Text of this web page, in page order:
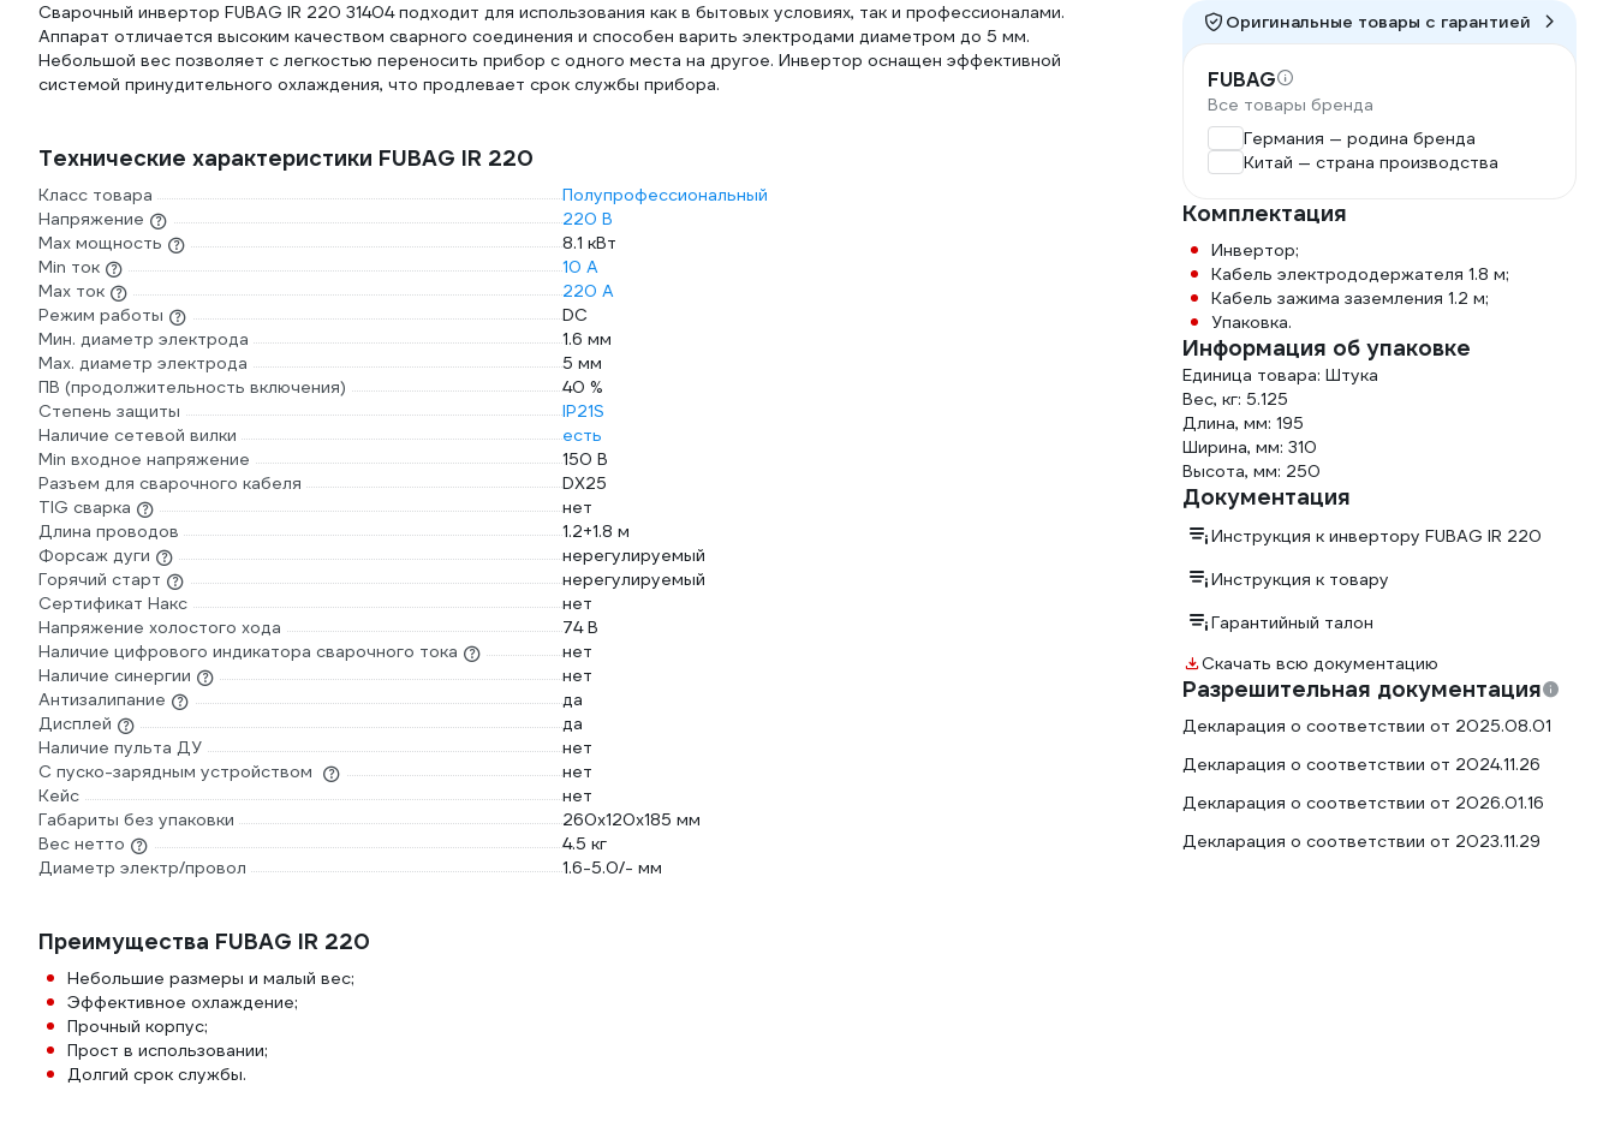
Только долгая служба
Инвертор создан, чтобы служить мастеру долгие годы. Металлический корпус защищает
внутренние компоненты от повреждений. Функция термозащиты и мощный вентилятор охлаждения
предупреждают поломки и неполадки, связанные с перегревом. Для максимальной уверенности в
надежности инвертора производитель дает на него гарантию 2 года.
Только удобная эксплуатация
Вес 5,1 кг и ремень в комплекте
Обеспечивают легкую и удобную транспортировку
аппарата
Плавная регулировка тока
Гарантирует точность настройки и облегчает получение
качественного результата
Цифровой дисплей
Позволяет отслеживать параметры сварки в любой
Запатентованные разъемы
Дают возможность быстро подключать кабели и
обеспечивают надежное соединение без потерь тока
Сварочный инвертор FUBAG IR 220 31404 подходит для использования как в бытовых условиях, так и профессионалами.
Аппарат отличается высоким качеством сварного соединения и способен варить электродами диаметром до 5 мм.
Небольшой вес позволяет с легкостью переносить прибор с одного места на другое. Инвертор оснащен эффективной
системой принудительного охлаждения, что продлевает срок службы прибора.
Технические характеристики FUBAG IR 220
Класс товара
Полупрофессиональный
Напряжение
220 В
Max мощность
8.1 кВт
Min ток
10 А
Max ток
220 А
Режим работы
DC
Мин. диаметр электрода
1.6 мм
Мах. диаметр электрода
5 мм
ПВ (продолжительность включения)
40 %
Степень защиты
IP21S
Наличие сетевой вилки
есть
Min входное напряжение
150 В
Разъем для сварочного кабеля
DX25
TIG сварка
нет
Длина проводов
1.2+1.8 м
Форсаж дуги
нерегулируемый
Горячий старт
нерегулируемый
Сертификат Накс
нет
Напряжение холостого хода
74 В
Наличие цифрового индикатора сварочного тока
нет
Наличие синергии
нет
Антизалипание
да
Дисплей
да
Наличие пульта ДУ
нет
С пуско-зарядным устройством
нет
Кейс
нет
Габариты без упаковки
260х120х185 мм
Вес нетто
4.5 кг
Диаметр электр/провол
1.6-5.0/- мм
Преимущества FUBAG IR 220
Небольшие размеры и малый вес;
Эффективное охлаждение;
Прочный корпус;
Прост в использовании;
Долгий срок службы.
Оригинальные товары c гарантией
FUBAG
Все товары бренда
Германия — родина бренда
Китай — страна производства
Комплектация
Инвертор;
Кабель электрододержателя 1.8 м;
Кабель зажима заземления 1.2 м;
Упаковка.
Информация об упаковке
Единица товара: Штука
Вес, кг: 5.125
Длина, мм: 195
Ширина, мм: 310
Высота, мм: 250
Документация
Инструкция к инвертору FUBAG IR 220
Инструкция к товару
Гарантийный талон
Скачать всю документацию
Разрешительная документация
Декларация о соответствии от 2025.08.01
Декларация о соответствии от 2024.11.26
Декларация о соответствии от 2026.01.16
Декларация о соответствии от 2023.11.29